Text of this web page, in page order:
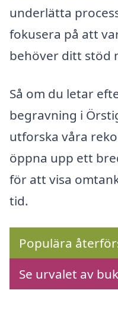
underlätta
fokusera på att
behöver ditt stöd
Så om du letar
begravning i
utforska våra
öppna upp ett
för att visa
tid.
Populära
Se urvalet av